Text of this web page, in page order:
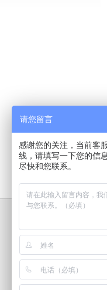
请您留言
感谢您的关注，当前客
线，请填写一下您的信
尽快和您联系。